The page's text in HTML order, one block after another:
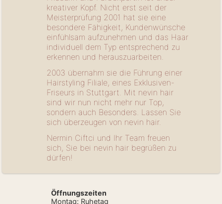
kreativer Kopf. Nicht erst seit der
Meisterprüfung 2001 hat sie eine
besondere Fähigkeit, Kundenwünsche
einfühlsam aufzunehmen und das Haar
individuell dem Typ entsprechend zu
erkennen und herauszuarbeiten.
2003 übernahm sie die Führung einer
Hairstyling Filiale, eines Exklusiven-
Friseurs in Stuttgart. Mit nevin hair
sind wir nun nicht mehr nur Top,
sondern auch Besonders. Lassen Sie
sich überzeugen von nevin hair.
Nermin Ciftci und Ihr Team freuen
sich, Sie bei nevin hair begrüßen zu
dürfen!
Öffnungszeiten
Montag: Ruhetag